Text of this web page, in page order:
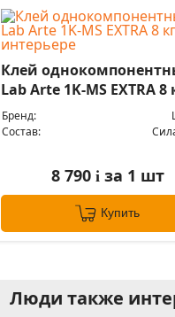
Клей
Lab Arte 1K-MS EXTRA 8
Бренд:
Состав:
8 790 iза 1 шт
Купить
Люди также